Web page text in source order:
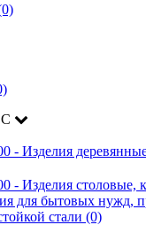
- Изделия
- Изделия столовые,
для бытовых нужд,
стали (0)